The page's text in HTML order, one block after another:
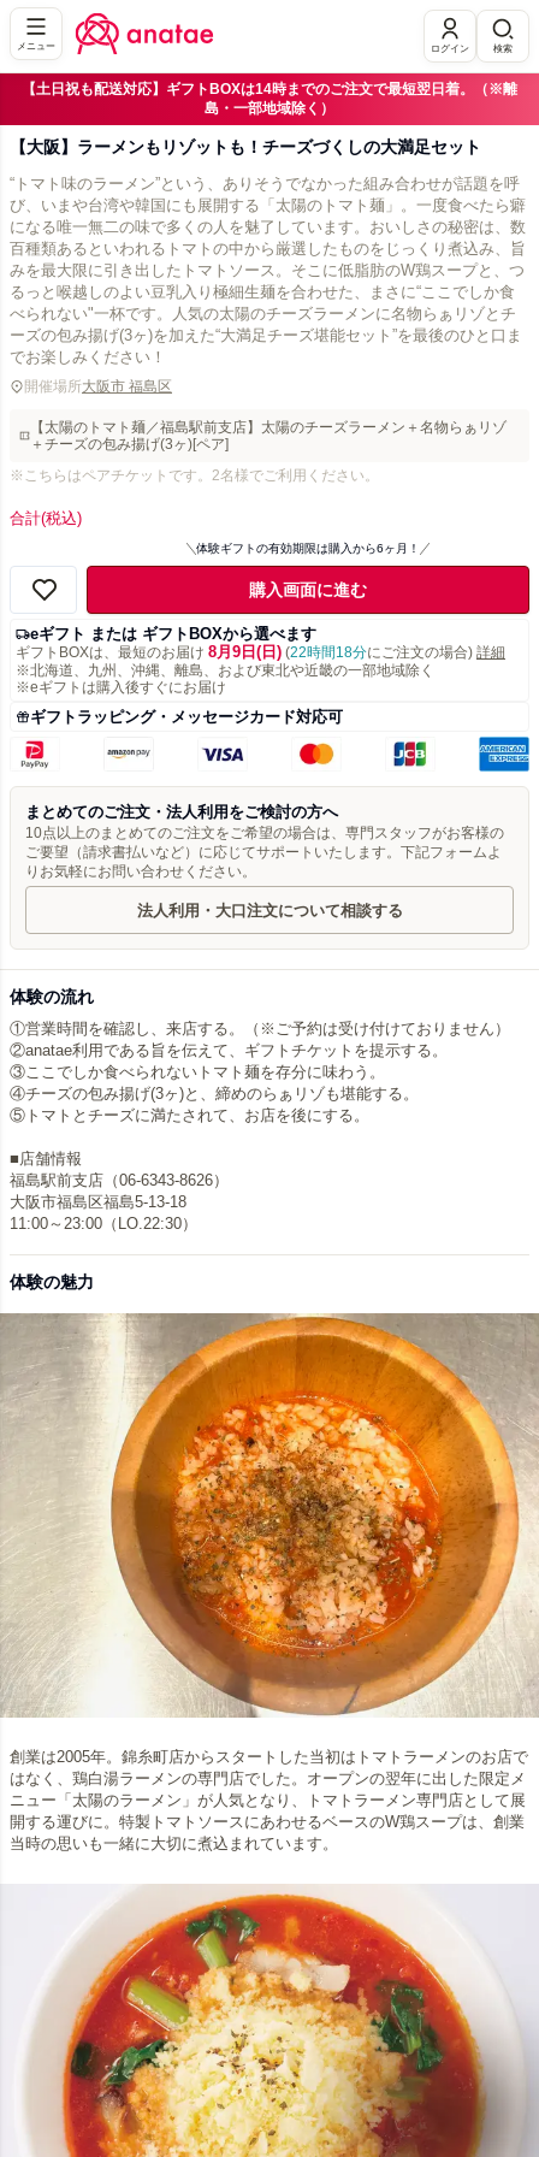
メニュー ログイン 検索
【土日祝も配送対応】ギフトBOXは14時までのご注文で最短翌日着。（※離
島・一部地域除く）
【大阪】ラーメンもリゾットも！チーズづくしの大満足セット
“トマト味のラーメン”という、ありそうでなかった組み合わせが話題を呼
び、いまや台湾や韓国にも展開する「太陽のトマト麺」。一度食べたら癖
になる唯一無二の味で多くの人を魅了しています。おいしさの秘密は、数
百種類あるといわれるトマトの中から厳選したものをじっくり煮込み、旨
みを最大限に引き出したトマトソース。そこに低脂肪のW鶏スープと、つ
るっと喉越しのよい豆乳入り極細生麺を合わせた、まさに“ここでしか食
べられない"一杯です。人気の太陽のチーズラーメンに名物らぁリゾとチ
ーズの包み揚げ(3ヶ)を加えた“大満足チーズ堪能セット”を最後のひと口ま
でお楽しみください！
開催場所大阪市 福島区
【太陽のトマト麺／福島駅前支店】太陽のチーズラーメン＋名物らぁリゾ
＋チーズの包み揚げ(3ヶ)[ペア]
※こちらはペアチケットです。2名様でご利用ください。
合計(税込)
体験ギフトの有効期限は購入から6ヶ月！
購入画面に進む
eギフト または ギフトBOXから選べます
ギフトBOXは、最短のお届け 8月9日(日) (22時間18分にご注文の場合) 詳細
※北海道、九州、沖縄、離島、および東北や近畿の一部地域除く
※eギフトは購入後すぐにお届け
ギフトラッピング・メッセージカード対応可
まとめてのご注文・法人利用をご検討の方へ
10点以上のまとめてのご注文をご希望の場合は、専門スタッフがお客様の
ご要望（請求書払いなど）に応じてサポートいたします。下記フォームよ
りお気軽にお問い合わせください。
法人利用・大口注文について相談する
体験の流れ
①営業時間を確認し、来店する。（※ご予約は受け付けておりません）
②anatae利用である旨を伝えて、ギフトチケットを提示する。
③ここでしか食べられないトマト麺を存分に味わう。
④チーズの包み揚げ(3ヶ)と、締めのらぁリゾも堪能する。
⑤トマトとチーズに満たされて、お店を後にする。
■店舗情報
福島駅前支店（06-6343-8626）
大阪市福島区福島5-13-18
11:00～23:00（LO.22:30）
体験の魅力
創業は2005年。錦糸町店からスタートした当初はトマトラーメンのお店で
はなく、鶏白湯ラーメンの専門店でした。オープンの翌年に出した限定メ
ニュー「太陽のラーメン」が人気となり、トマトラーメン専門店として展
開する運びに。特製トマトソースにあわせるベースのW鶏スープは、創業
当時の思いも一緒に大切に煮込まれています。